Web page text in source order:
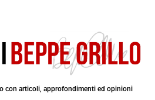
con articoli, approfondimenti ed opinioni